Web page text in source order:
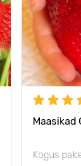
Maasikad
Kogus